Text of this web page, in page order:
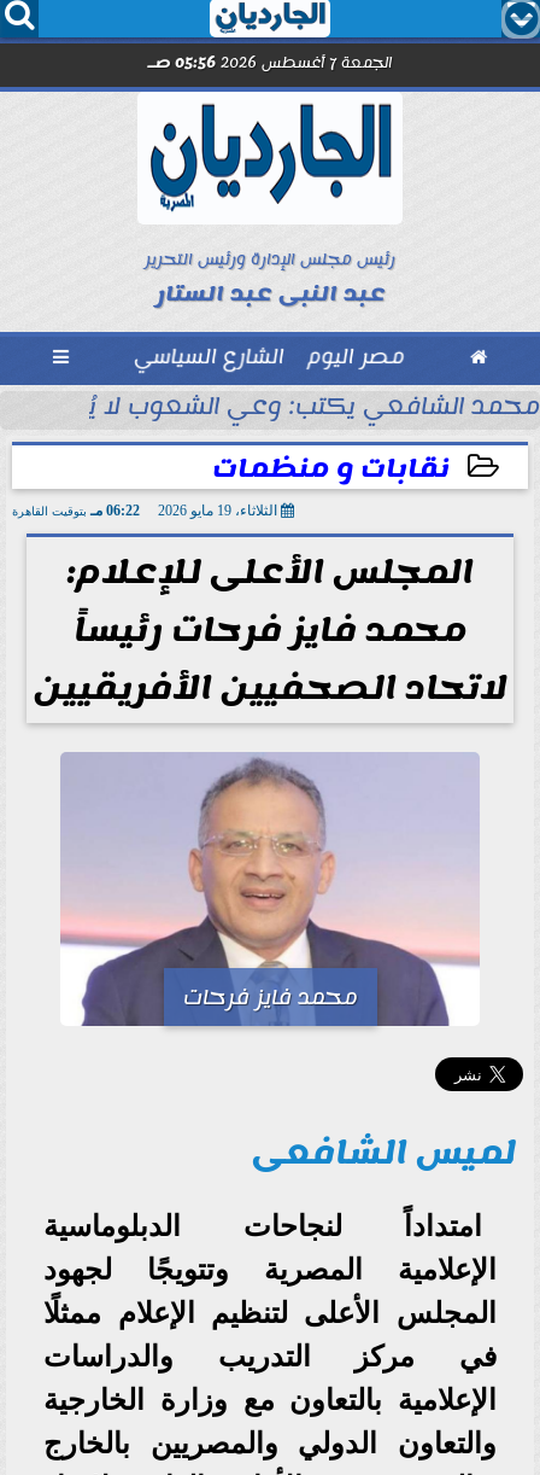
  
الجمعة 7 أغسطس 2026 05:56 صـ
رئيس مجلس الإدارة ورئيس التحرير
عبد النبى عبد الستار
 مصر اليوم الشارع السياسي 
صلاح.. اليوم
محمد الشافعي يكتب: وعي الشعوب لا يُقاس
نقابات و منظمات
الثلاثاء، 19 مايو 2026 06:22 مـ بتوقيت القاهرة
المجلس الأعلى للإعلام:
محمد فايز فرحات رئيساً
لاتحاد الصحفيين الأفريقيين
محمد فايز فرحات
لميس الشافعى
امتداداً لنجاحات الدبلوماسية
الإعلامية المصرية وتتويجًا لجهود
المجلس الأعلى لتنظيم الإعلام ممثلًا
في مركز التدريب والدراسات
الإعلامية بالتعاون مع وزارة الخارجية
والتعاون الدولي والمصريين بالخارج